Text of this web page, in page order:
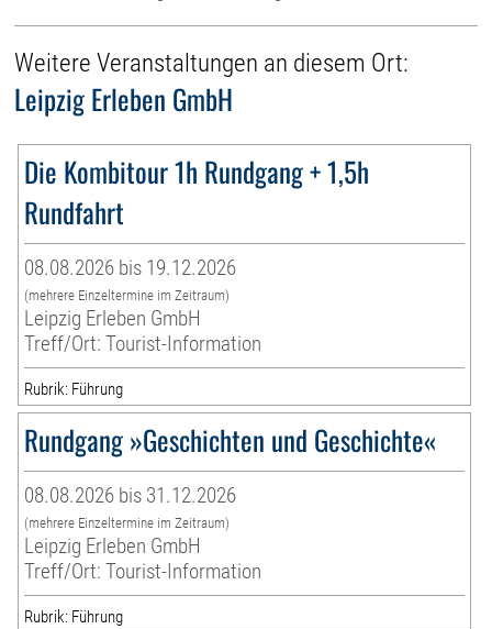
Weitere Veranstaltungen an diesem Ort:
Leipzig Erleben GmbH
Die Kombitour 1h Rundgang + 1,5h
Rundfahrt
08.08.2026 bis 19.12.2026
(mehrere Einzeltermine im Zeitraum)
Leipzig Erleben GmbH
Treff/Ort: Tourist-Information
Rubrik: Führung
Rundgang »Geschichten und Geschichte«
08.08.2026 bis 31.12.2026
(mehrere Einzeltermine im Zeitraum)
Leipzig Erleben GmbH
Treff/Ort: Tourist-Information
Rubrik: Führung